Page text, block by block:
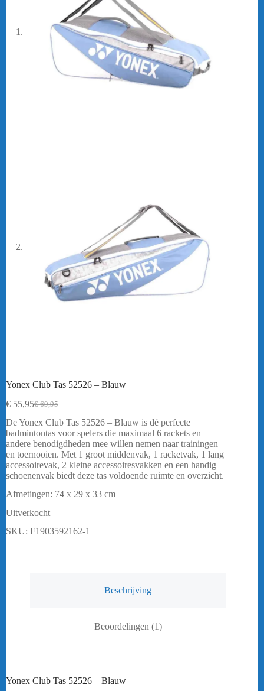
Yonex Club Tas 52526 – Blauw
€69,95
Oorspronkelijke
prijs
was:
€ 69,95.
€ 55,95Huidige
prijs
is:
€ 55,95.
De Yonex Club Tas 52526 – Blauw is dé perfecte
badmintontas voor spelers die maximaal 6 rackets en
andere benodigdheden mee willen nemen naar trainingen
en toernooien. Met 1 groot middenvak, 1 racketvak, 1 lang
accessoirevak, 2 kleine accessoiresvakken en een handig
schoenenvak biedt deze tas voldoende ruimte en overzicht.
Afmetingen: 74 x 29 x 33 cm
Uitverkocht
SKU: F1903592162-1
Beschrijving
Beoordelingen (1)
Yonex Club Tas 52526 – Blauw